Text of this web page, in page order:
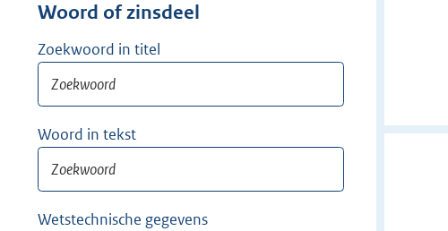
Woord of zinsdeel
Zoekwoord in titel
Woord in tekst
Wetstechnische gegevens